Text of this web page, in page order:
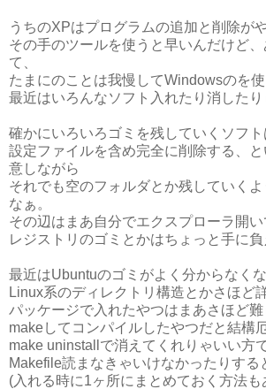
うちのXPはプログラムの追加と削除が
その手のツールを使うと早いんだけど、
て、
たまにのことは我慢してWindowsのを使
最近はいろんなソフト入れたり消したり
確かにいろいろゴミを残していくソフト
設定ファイルを含め完全に削除する、
意しながら
それでも空のフォルダとか残していく
なぁ。
その辺はまあ自分でエクスプローラ開い
レジストリのゴミとかはちょっと手に負
最近はUbuntuのゴミがよく分からなくな
Linux系のディレクトリ構造とかさほど
パッケージで入れたやつはまあさほど難
makeしてコンパイルしたやつだと結構
make uninstallで消えてくれりゃいい方で
Makefile読まなきゃいけなかったりする
(入れる時に1ヶ所にまとめておく方法